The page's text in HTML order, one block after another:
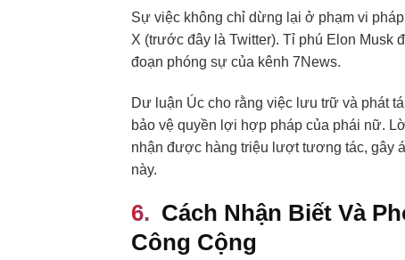
Sự việc không chỉ dừng lại ở phạm vi
X (trước đây là Twitter). Tỉ phú Elon Musk
đoạn phóng sự của kênh 7News.
Dư luận Úc cho rằng việc lưu trữ và phát
bảo vệ quyền lợi hợp pháp của phái nữ.
nhận được hàng triệu lượt tương tác, gây
này.
Cách Nhận Biết Và
Công Cộng